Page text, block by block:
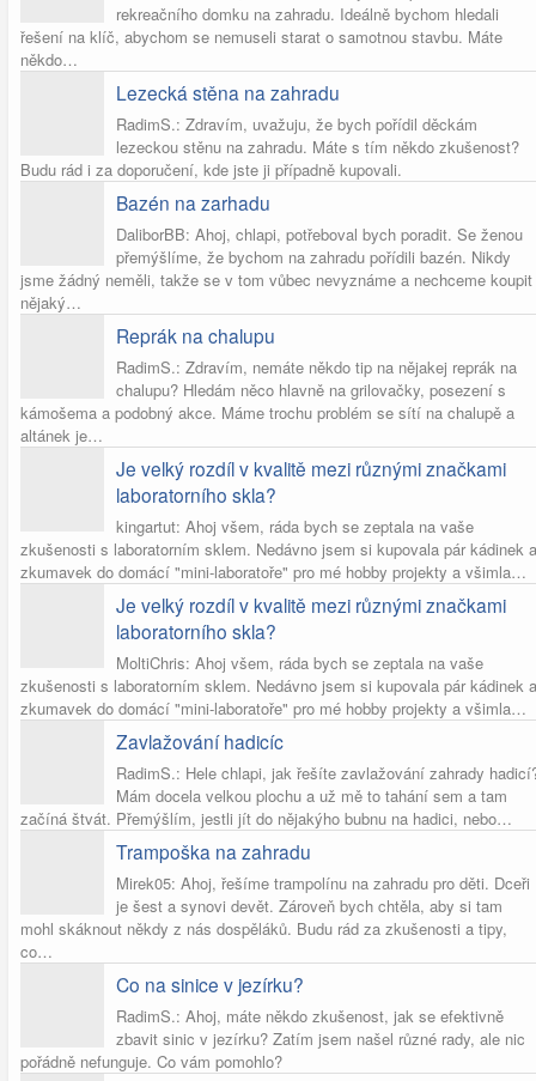
rekreačního domku na zahradu. Ideálně bychom hledali
řešení na klíč, abychom se nemuseli starat o samotnou stavbu. Máte
někdo…
Lezecká stěna na zahradu
RadimS.: Zdravím, uvažuju, že bych pořídil děckám
lezeckou stěnu na zahradu. Máte s tím někdo zkušenost?
Budu rád i za doporučení, kde jste ji případně kupovali.
Bazén na zarhadu
DaliborBB: Ahoj, chlapi, potřeboval bych poradit. Se ženou
přemýšlíme, že bychom na zahradu pořídili bazén. Nikdy
jsme žádný neměli, takže se v tom vůbec nevyznáme a nechceme koupit
nějaký…
Reprák na chalupu
RadimS.: Zdravím, nemáte někdo tip na nějakej reprák na
chalupu? Hledám něco hlavně na grilovačky, posezení s
kámošema a podobný akce. Máme trochu problém se sítí na chalupě a
altánek je…
Je velký rozdíl v kvalitě mezi různými značkami
laboratorního skla?
kingartut: Ahoj všem, ráda bych se zeptala na vaše
zkušenosti s laboratorním sklem. Nedávno jsem si kupovala pár kádinek a
zkumavek do domácí "mini-laboratoře" pro mé hobby projekty a všimla…
Je velký rozdíl v kvalitě mezi různými značkami
laboratorního skla?
MoltiChris: Ahoj všem, ráda bych se zeptala na vaše
zkušenosti s laboratorním sklem. Nedávno jsem si kupovala pár kádinek a
zkumavek do domácí "mini-laboratoře" pro mé hobby projekty a všimla…
Zavlažování hadicíc
RadimS.: Hele chlapi, jak řešíte zavlažování zahrady
Mám docela velkou plochu a už mě to tahání sem a tam
začíná štvát. Přemýšlím, jestli jít do nějakýho bubnu na hadici, nebo…
Trampoška na zahradu
Mirek05: Ahoj, řešíme trampolínu na zahradu pro děti. Dceři
je šest a synovi devět. Zároveň bych chtěla, aby si tam
mohl skáknout někdy z nás dospěláků. Budu rád za zkušenosti a tipy,
co…
Co na sinice v jezírku?
RadimS.: Ahoj, máte někdo zkušenost, jak se efektivně
zbavit sinic v jezírku? Zatím jsem našel různé rady, ale nic
pořádně nefunguje. Co vám pomohlo?